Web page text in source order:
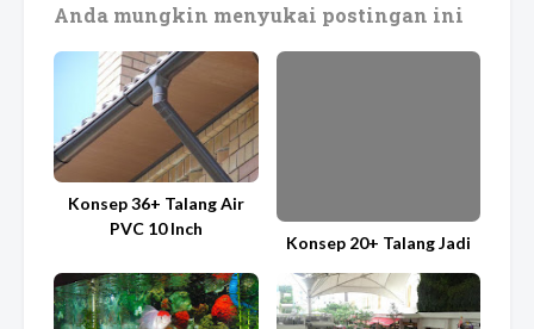
Anda mungkin menyukai postingan ini
Konsep 36+ Talang Air
PVC 10 Inch
Konsep 20+ Talang Jadi